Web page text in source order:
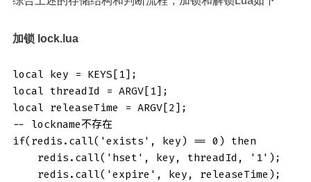
加锁 lock.lua
local key = KEYS[1];
local threadId = ARGV[1];
local releaseTime = ARGV[2];
-- lockname不存在
if(redis.call('exists', key) == 0) then
    redis.call('hset', key, threadId, '1');
    redis.call('expire', key, releaseTime);